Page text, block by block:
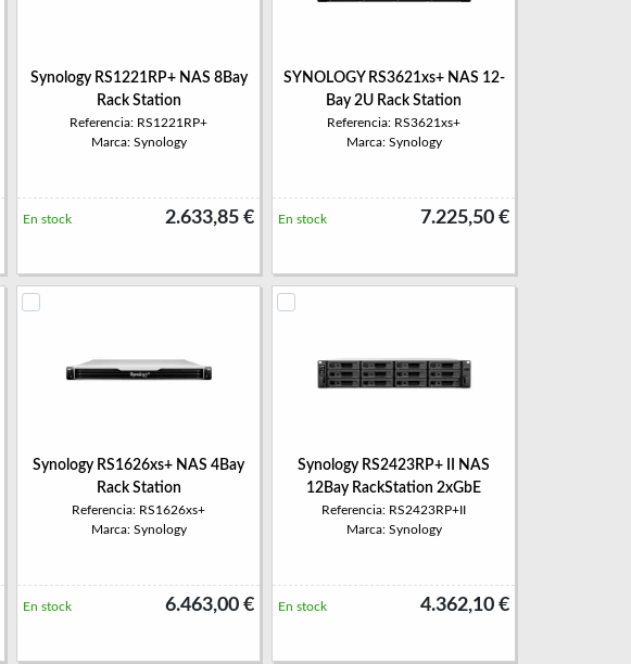
Synology RS1221RP+ NAS 8Bay
Rack Station
Referencia: RS1221RP+
Marca: Synology
2.633,85 €
En stock
SYNOLOGY RS3621xs+ NAS 12-
Bay 2U Rack Station
Referencia: RS3621xs+
Marca: Synology
7.225,50 €
En stock
Synology RS1626xs+ NAS 4Bay
Rack Station
Referencia: RS1626xs+
Marca: Synology
6.463,00 €
En stock
Synology RS2423RP+ II NAS
12Bay RackStation 2xGbE
Referencia: RS2423RP+II
Marca: Synology
4.362,10 €
En stock